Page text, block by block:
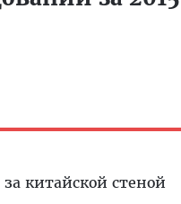
китайской стеной